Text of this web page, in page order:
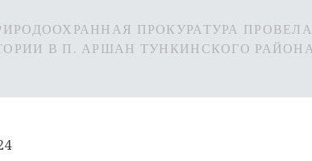
ПРОКУРАТУРА
В П. АРШАН ТУНКИНСКОГО